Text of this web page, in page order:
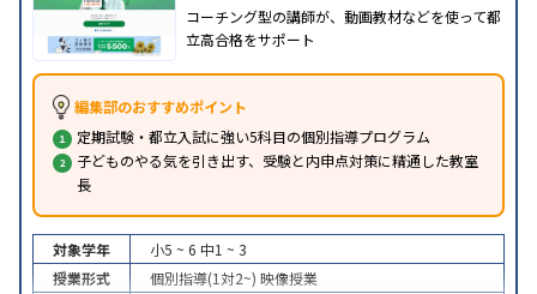
コーチング型の講師が、動画教材などを使って都
立高合格をサポート
編集部のおすすめポイント
定期試験・都立入試に強い5科目の個別指導プログラム
子どものやる気を引き出す、受験と内申点対策に精通した教室
長
対象学年 小5 ~ 6 中1 ~ 3
授業形式
個別指導(1対2~) 映像授業